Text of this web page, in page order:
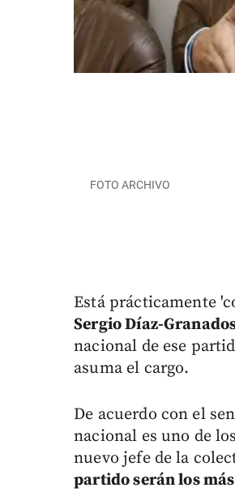
FOTO ARCHIVO
Está prácticamente
Sergio Díaz-
nacional de ese
asuma el cargo.
De acuerdo con el
nacional es uno de
nuevo jefe de la
partido serán los